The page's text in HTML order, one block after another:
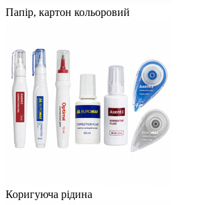
Папір, картон кольоровий
Коригуюча рідина